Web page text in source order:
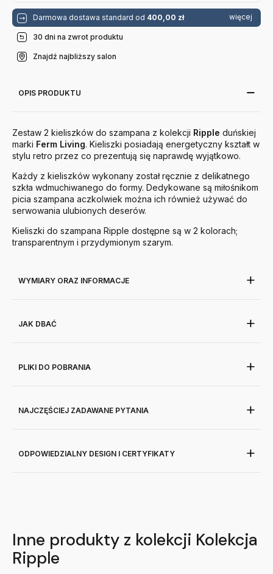
Darmowa dostawa standard od 400,00 zł więcej
30 dni na zwrot produktu
Znajdź najbliższy salon
OPIS PRODUKTU
Zestaw 2 kieliszków do szampana z kolekcji Ripple duńskiej
marki Ferm Living. Kieliszki posiadają energetyczny kształt w
stylu retro przez co prezentują się naprawdę wyjątkowo.
Każdy z kieliszków wykonany został ręcznie z delikatnego
szkła wdmuchiwanego do formy. Dedykowane są miłośnikom
picia szampana aczkolwiek można ich również używać do
serwowania ulubionych deserów.
Kieliszki do szampana Ripple dostępne są w 2 kolorach;
transparentnym i przydymionym szarym.
WYMIARY ORAZ INFORMACJE
JAK DBAĆ
PLIKI DO POBRANIA
NAJCZĘŚCIEJ ZADAWANE PYTANIA
ODPOWIEDZIALNY DESIGN I CERTYFIKATY
Inne produkty z kolekcji Kolekcja
Ripple